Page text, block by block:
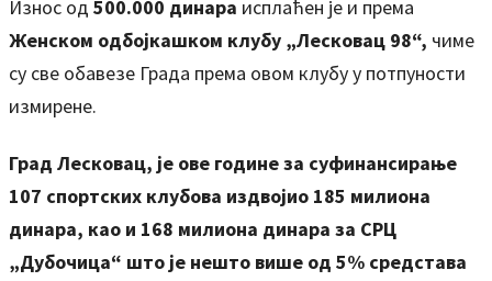
Износ од 500.000 динара исплаћен је и према
Женском одбојкашком клубу „Лесковац 98“, чиме
су све обавезе Града према овом клубу у потпуности
измирене.
Град Лесковац, је ове године за суфинансирање
107 спортских клубова издвојио 185 милиона
динара, као и 168 милиона динара за СРЦ
„Дубочица“ што је нешто више од 5% средстава